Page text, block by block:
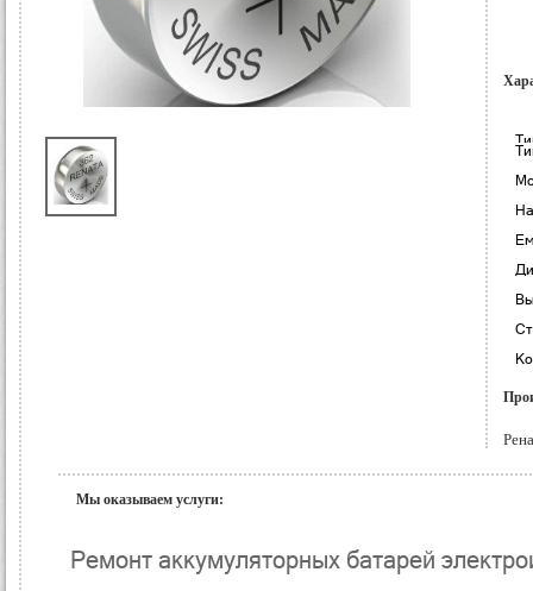
Мы оказываем услуги:
Ремонт аккумуляторных батарей